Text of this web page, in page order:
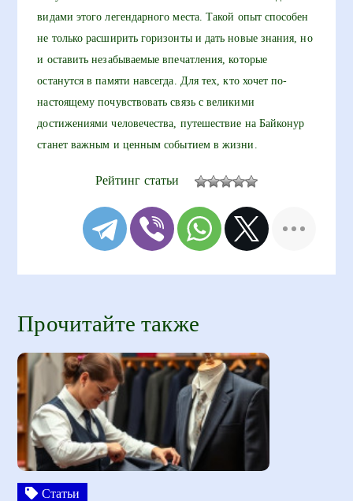
видами этого легендарного места. Такой опыт способен
не только расширить горизонты и дать новые знания, но
и оставить незабываемые впечатления, которые
останутся в памяти навсегда. Для тех, кто хочет по-
настоящему почувствовать связь с великими
достижениями человечества, путешествие на Байконур
станет важным и ценным событием в жизни.
Рейтинг статьи
Прочитайте также
Статьи